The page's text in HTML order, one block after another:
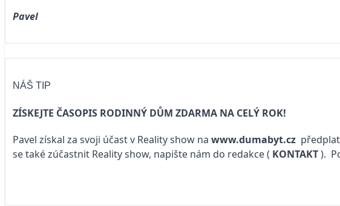
Pavel
NÁŠ TIP
ZÍSKEJTE ČASOPIS RODINNÝ DŮM ZDARMA NA CELÝ ROK!
Pavel získal za svoji účast v Reality show na www.dumabyt.cz
se také zúčastnit Reality show, napište nám do redakce( KONTAKT).